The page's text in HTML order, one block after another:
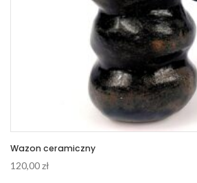
Wazon ceramiczny
120,00zł